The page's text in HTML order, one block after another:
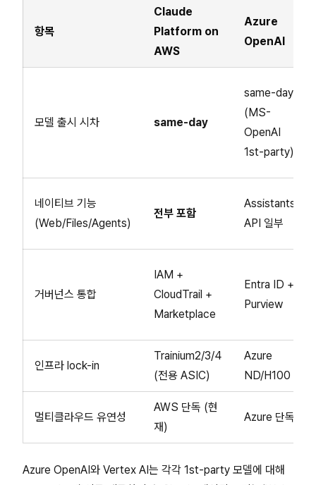
항목
Claude
Platform on
AWS
Azure
OpenAI
모델 출시 시차 same-day
same-day
(MS-
OpenAI
1st-party)
네이티브 기능
(Web/Files/Agents)
전부 포함
Assistants
API 일부
거버넌스 통합
IAM +
CloudTrail +
Marketplace
Entra ID +
Purview
인프라 lock-in
Trainium2/3/4
(전용 ASIC)
Azure
ND/H100
멀티클라우드 유연성
AWS 단독 (현
재)
Azure 단독
Azure OpenAI와 Vertex AI는 각각 1st-party 모델에 대해